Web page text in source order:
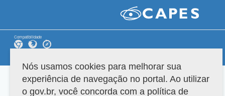
Compatibilidade
Nós usamos cookies para melhorar sua
experiência de navegação no portal. Ao utilizar
o gov.br, você concorda com a política de